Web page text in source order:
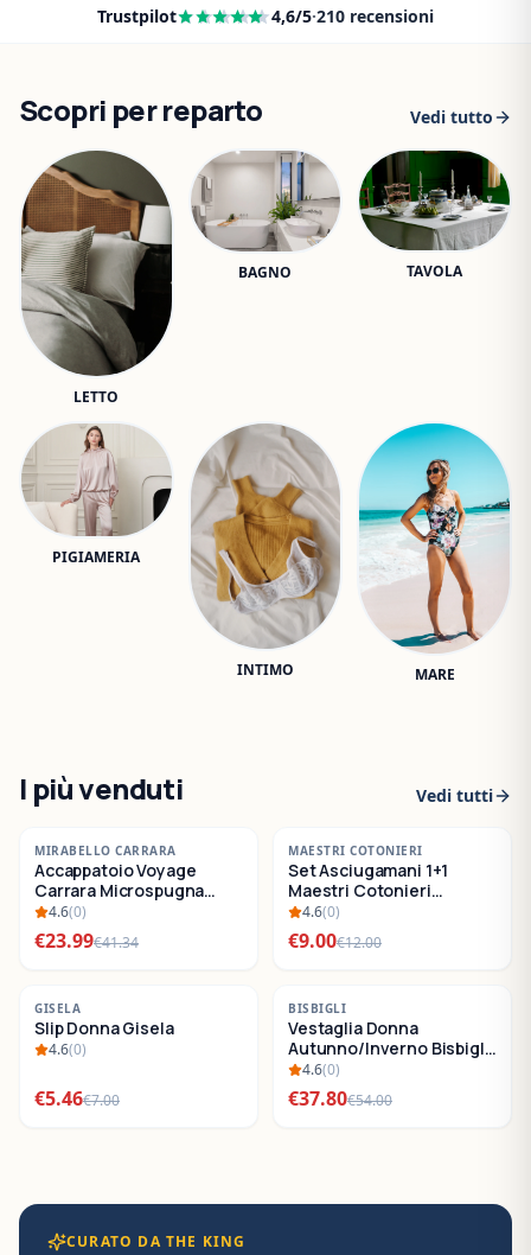
Trustpilot 4,6/5·210 recensioni
Scopri per reparto Vedi tutto
LETTO
BAGNO TAVOLA
PIGIAMERIA
INTIMO MARE
I più venduti Vedi tutti
-42%
SALDI
MIRABELLO CARRARA
Accappatoio Voyage
Carrara Microspugna
Cotone
4.6(0)
€23.99€41.34
-25%
SALDI
MAESTRI COTONIERI
Set Asciugamani 1+1
Maestri Cotonieri
Eternity Spugna di
Cotone
4.6(0)
€9.00€12.00
-22 %
SALDI
GISELA
Slip Donna Gisela
4.6(0)
€5.46€7.00
-30 %
SALDI
BISBIGLI
Vestaglia Donna
Autunno/Inverno Bisbigli
BO288632
4.6(0)
€37.80€54.00
CURATO DA THE KING